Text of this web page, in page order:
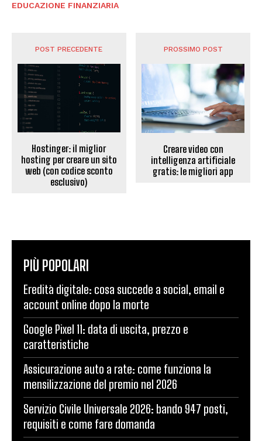
EDUCAZIONE FINANZIARIA
POST PRECEDENTE
Hostinger: il miglior
hosting per creare un sito
web (con codice sconto
esclusivo)
PROSSIMO POST
Creare video con
intelligenza artificiale
gratis: le migliori app
PIÙ POPOLARI
Eredità digitale: cosa succede a social, email e
account online dopo la morte
Google Pixel 11: data di uscita, prezzo e
caratteristiche
Assicurazione auto a rate: come funziona la
mensilizzazione del premio nel 2026
Servizio Civile Universale 2026: bando 947 posti,
requisiti e come fare domanda